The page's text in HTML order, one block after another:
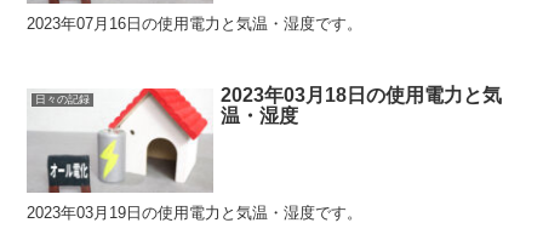
2023年07月16日の使用電力と気温・湿度です。
日々の記録
2023年03月18日の使用電力と気
温・湿度
2023年03月19日の使用電力と気温・湿度です。